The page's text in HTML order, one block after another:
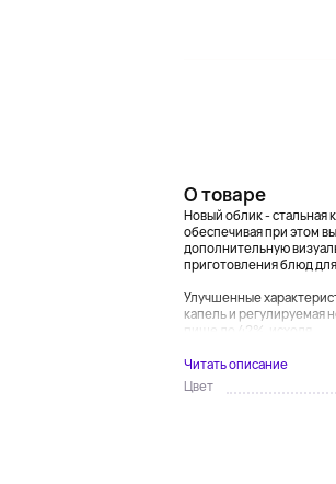
О товаре
Новый облик - стальная
обеспечивая при этом
дополнительную
приготовления блюд
Улучшенные
капель и регулируемая
пище до 42%, исходя...
Читать описание
Цвет